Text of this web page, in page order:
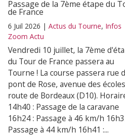
Passage de la 7ème étape du
de France
6 Juil 2026 | Actus du Tourne, Infos
Zoom Actu
Vendredi 10 juillet, la 7ème
du Tour de France passera au
Tourne ! La course passera rue
pont de Rose, avenue des
route de Bordeaux (D10).
14h40 : Passage de la caravane
16h24 : Passage à 46 km/h
Passage à 44 km/h 16h41 :...